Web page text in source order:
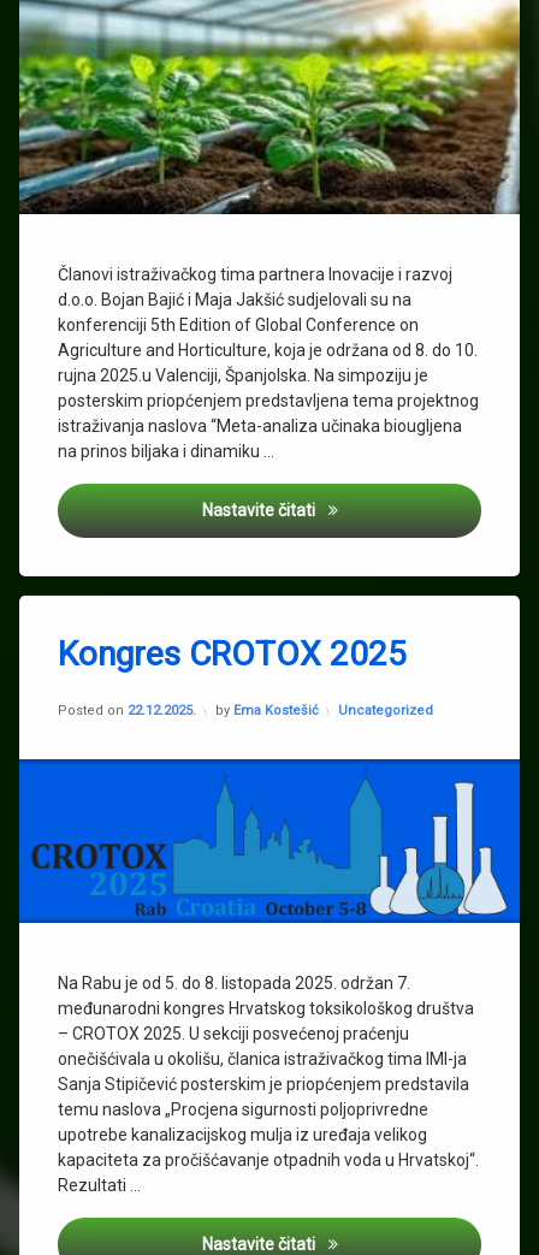
Članovi istraživačkog tima partnera Inovacije i razvoj
d.o.o. Bojan Bajić i Maja Jakšić sudjelovali su na
konferenciji 5th Edition of Global Conference on
Agriculture and Horticulture, koja je održana od 8. do 10.
rujna 2025.u Valenciji, Španjolska. Na simpoziju je
posterskim priopćenjem predstavljena tema projektnog
istraživanja naslova “Meta-analiza učinaka biougljena
na prinos biljaka i dinamiku …
Nastavite čitati Konferencija AGRI 2025
Kongres CROTOX 2025
Posted on 22.12.2025.
Updated on 03.02.2026.
by Ema Kostešić Kategorije:
Uncategorized
Na Rabu je od 5. do 8. listopada 2025. održan 7.
međunarodni kongres Hrvatskog toksikološkog društva
– CROTOX 2025. U sekciji posvećenoj praćenju
onečišćivala u okolišu, članica istraživačkog tima IMI-ja
Sanja Stipičević posterskim je priopćenjem predstavila
temu naslova „Procjena sigurnosti poljoprivredne
upotrebe kanalizacijskog mulja iz uređaja velikog
kapaciteta za pročišćavanje otpadnih voda u Hrvatskoj“.
Rezultati …
Nastavite čitati Kongres CROTOX 2025
Biootpad
Otpadni
Sanja